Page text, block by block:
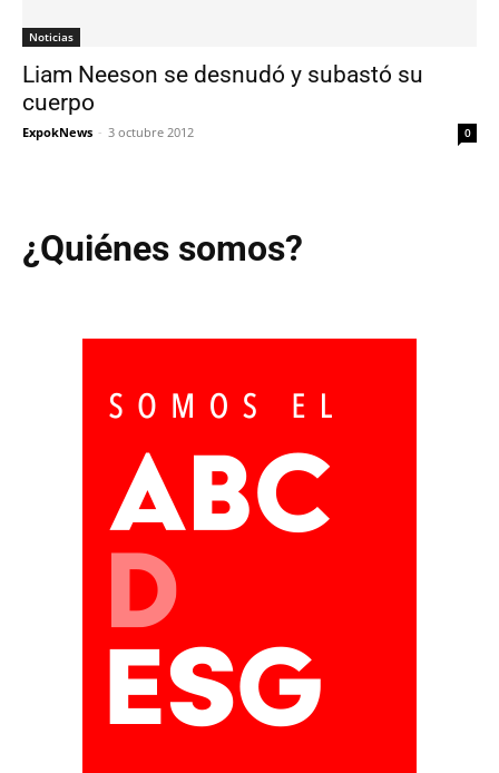
Noticias
Liam Neeson se desnudó y subastó su
cuerpo
ExpokNews - 3 octubre 2012 0
¿Quiénes somos?